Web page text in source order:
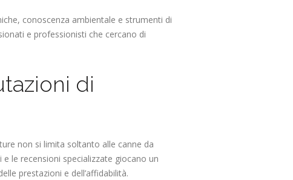
conoscenza ambientale e strumenti di
e professionisti che cercano di
di
non si limita soltanto alle canne da
le recensioni specializzate giocano un
prestazioni e dell’affidabilità.